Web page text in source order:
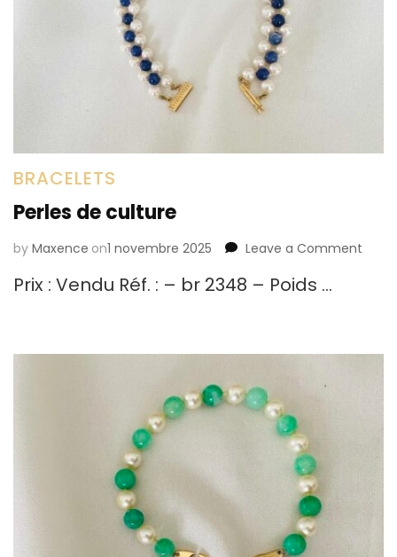
BRACELETS
Perles de culture
by Maxence on1 novembre 2025 Leave a Comment
Prix : Vendu Réf. : – br 2348 – Poids …